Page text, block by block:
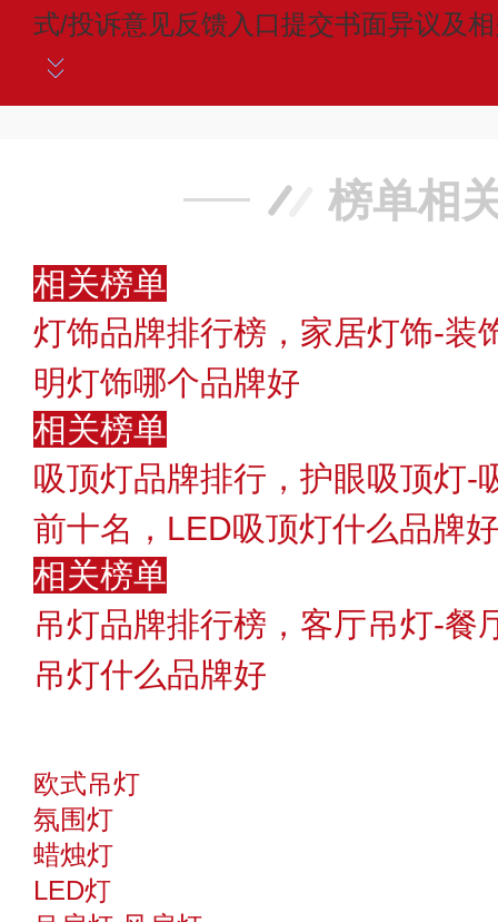
式/投诉意见反馈入口提交书面异议及
榜单相
相关榜单
灯饰品牌排行榜，家居灯饰-装
明灯饰哪个品牌好
相关榜单
吸顶灯品牌排行，护眼吸顶灯-
前十名，LED吸顶灯什么品牌好
相关榜单
吊灯品牌排行榜，客厅吊灯-餐
吊灯什么品牌好
欧式吊灯
氛围灯
蜡烛灯
LED灯